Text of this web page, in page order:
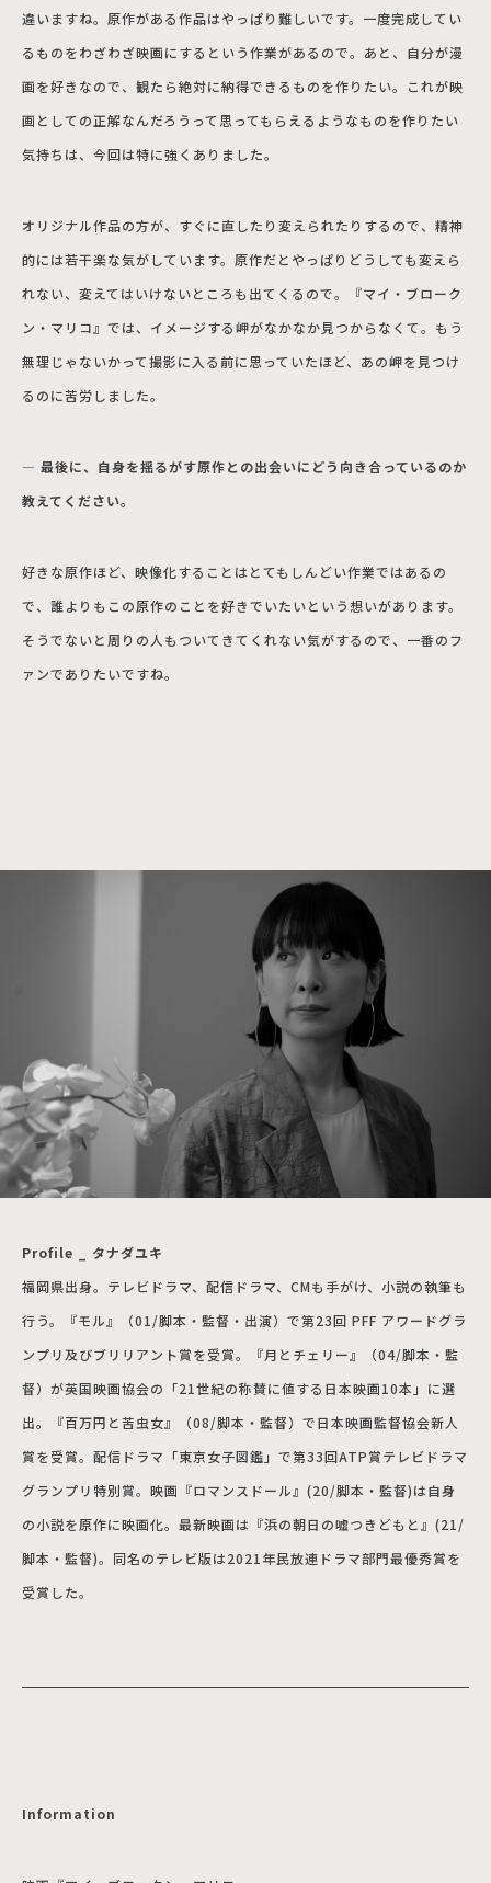
違いますね。原作がある作品はやっぱり難しいです。一度完成してい
るものをわざわざ映画にするという作業があるので。あと、自分が漫
画を好きなので、観たら絶対に納得できるものを作りたい。これが映
画としての正解なんだろうって思ってもらえるようなものを作りたい
気持ちは、今回は特に強くありました。
オリジナル作品の方が、すぐに直したり変えられたりするので、精神
的には若干楽な気がしています。原作だとやっぱりどうしても変えら
れない、変えてはいけないところも出てくるので。『マイ・ブローク
ン・マリコ』では、イメージする岬がなかなか見つからなくて。もう
無理じゃないかって撮影に入る前に思っていたほど、あの岬を見つけ
るのに苦労しました。
― 最後に、自身を揺るがす原作との出会いにどう向き合っているのか
教えてください。
好きな原作ほど、映像化することはとてもしんどい作業ではあるの
で、誰よりもこの原作のことを好きでいたいという想いがあります。
そうでないと周りの人もついてきてくれない気がするので、一番のフ
ァンでありたいですね。
Profile _ タナダユキ
福岡県出身。テレビドラマ、配信ドラマ、CMも手がけ、小説の執筆も
行う。『モル』（01/脚本・監督・出演）で第23回 PFF アワードグラ
ンプリ及びブリリアント賞を受賞。『月とチェリー』（04/脚本・監
督）が英国映画協会の「21世紀の称賛に値する日本映画10本」に選
出。『百万円と苦虫女』（08/脚本・監督）で日本映画監督協会新人
賞を受賞。配信ドラマ「東京女子図鑑」で第33回ATP賞テレビドラマ
グランプリ特別賞。映画『ロマンスドール』(20/脚本・監督)は自身
の小説を原作に映画化。最新映画は『浜の朝日の嘘つきどもと』(21/
脚本・監督)。同名のテレビ版は2021年民放連ドラマ部門最優秀賞を
受賞した。
Information